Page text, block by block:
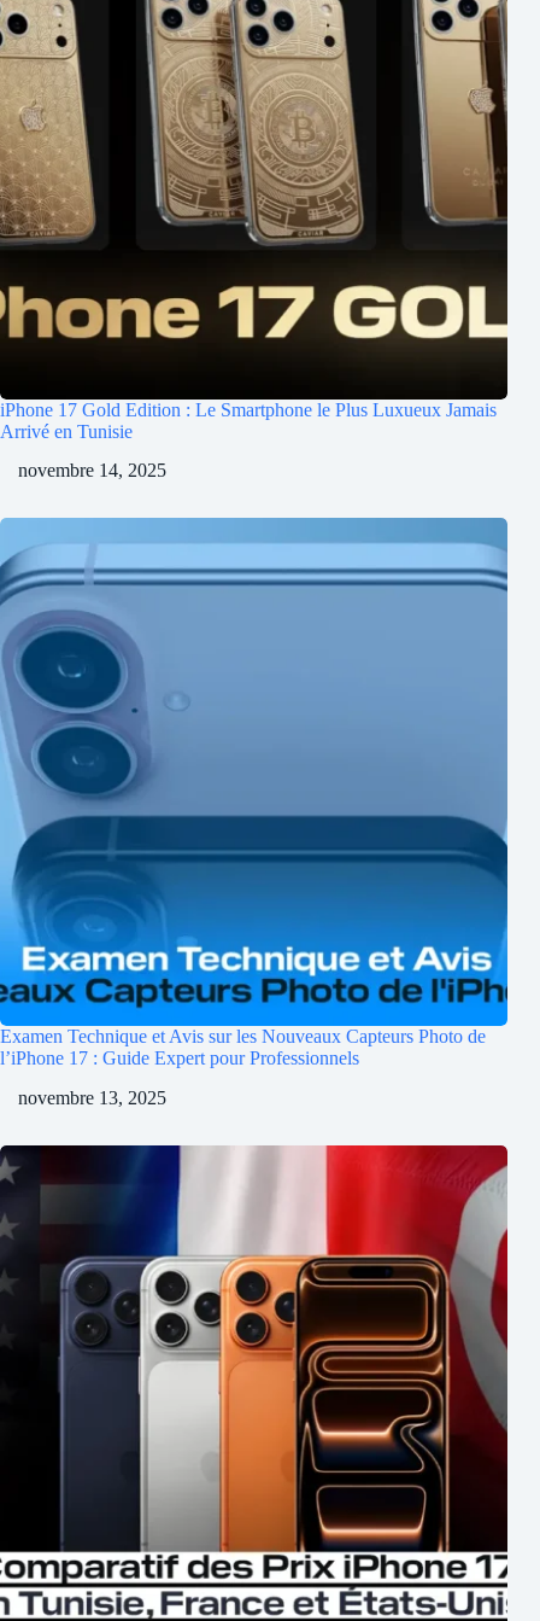
iPhone 17 Gold Edition : Le Smartphone le Plus Luxueux Jamais
Arrivé en Tunisie
novembre 14, 2025
Examen Technique et Avis sur les Nouveaux Capteurs Photo de
l’iPhone 17 : Guide Expert pour Professionnels
novembre 13, 2025